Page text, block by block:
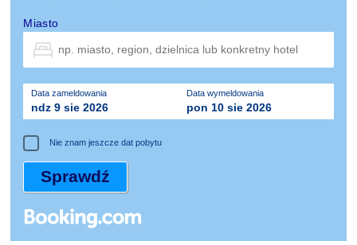
Miasto
Data zameldowania
ndz 9 sie 2026
Data wymeldowania
pon 10 sie 2026
Nie znam jeszcze dat pobytu